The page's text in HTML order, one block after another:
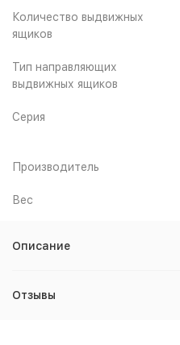
Количество выдвижных
ящиков
Тип направляющих
выдвижных ящиков
Серия
Производитель
Вес
Описание
Отзывы